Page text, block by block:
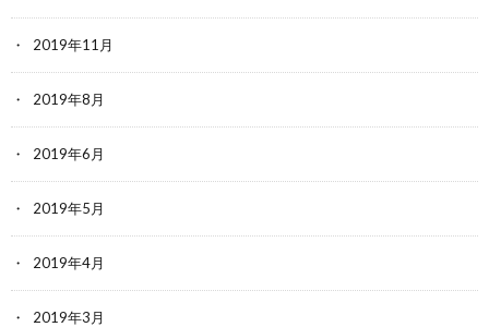
2019年11月
2019年8月
2019年6月
2019年5月
2019年4月
2019年3月